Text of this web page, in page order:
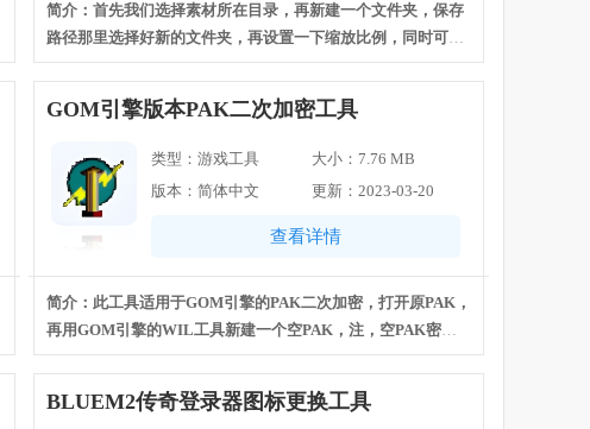
简介：首先我们选择素材所在目录，再新建一个文件夹，保存
路径那里选择好新的文件夹，再设置一下缩放比例，同时可选
择是否缩小还是放大，最后面有一个同时修改坐标。
GOM引擎版本PAK二次加密工具
类型：游戏工具
大小：7.76 MB
版本：简体中文
更新：2023-03-20
查看详情
简介：此工具适用于GOM引擎的PAK二次加密，打开原PAK，
再用GOM引擎的WIL工具新建一个空PAK，注，空PAK密码
要提前设置好，然后在新PAK路径那选择新建好的PAK，下面
之后在登录器下面的Pak.txt中，如果原来最后面是0的要改成
BLUEM2传奇登录器图标更换工具